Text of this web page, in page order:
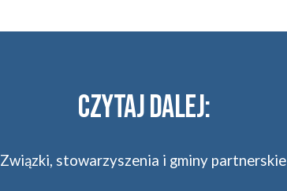
Czytaj dalej:
Związki, stowarzyszenia i gminy partnerskie